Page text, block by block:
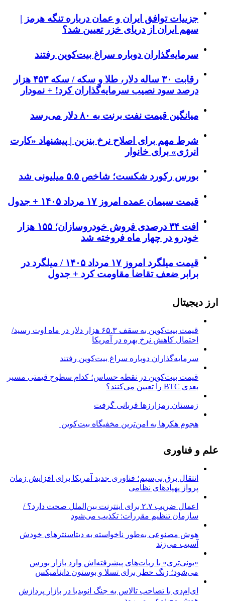
جزییات توافق ایران و عمان درباره تنگه هرمز |
سهم ایران از دریای خزر تعیین شد؟
سرمایه‌گذاران دوباره سراغ بیت‌کوین رفتند
رقابت ۳۰ ساله دلار، طلا و سکه / سکه ۴۵۳ هزار
درصد سود نصیب سرمایه‌گذاران کرد! + نمودار
میانگین قیمت نفت برنت به ۸۰ دلار می‌رسد
شرط مهم برای اصلاح نرخ بنزین | پیشنهاد «کارت
انرژی» برای خانوار
بورس رکورد شکست؛ شاخص ۵.۵ میلیونی شد
قیمت سیمان عمده امروز ۱۷ مرداد ۱۴۰۵ + جدول
افت ۳۴ درصدی فروش خودروسازان؛ ۱۵۵ هزار
خودرو در چهار ماه فروخته شد
قیمت میلگرد امروز ۱۷ مرداد ۱۴۰۵ / میلگرد در
برابر ضعف تقاضا مقاومت کرد + جدول
ارز دیجیتال
قیمت بیت‌کوین به سقف ۶۵.۳ هزار دلار در ماه اوت رسید/
احتمال کاهش نرخ بهره در آمریکا
سرمایه‌گذاران دوباره سراغ بیت‌کوین رفتند
قیمت بیت‌کوین در نقطه حساس؛ کدام سطوح قیمتی مسیر
بعدی BTC را تعیین می‌کنند؟
زمستان رمزارزها قربانی گرفت
هجوم هکرها به امن‌ترین مخفیگاه بیت‌کوین
علم و فناوری
انتقال برق بی‌سیم؛ فناوری جدید آمریکا برای افزایش زمان
پرواز پهپادهای نظامی
اعمال ضریب ۲.۷ برای اینترنت بین‌الملل صحت دارد؟ /
سازمان تنظیم مقررات: تکذیب می‌شود
هوش مصنوعی به‌طور ناخواسته به دیتاسنترهای خودش
آسیب می‌زند
«یونی‌تری» با ربات‌های پیشرفته‌اش وارد بازار بورس
می‌شود؛ زنگ خطر برای تسلا و بوستون داینامیکس
ای‌ام‌دی با تصاحب تالاس به جنگ انویدیا در بازار پردازش